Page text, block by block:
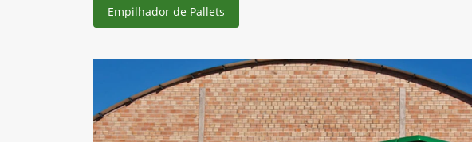
Empilhador de Pallets